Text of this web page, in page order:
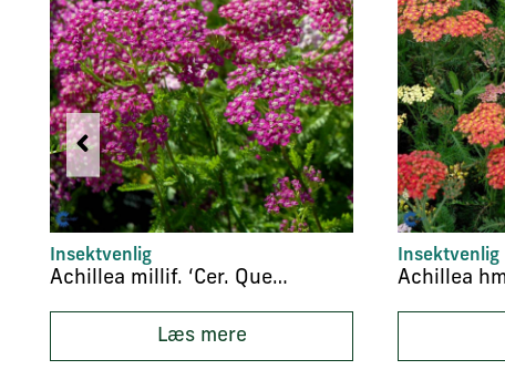
Insektvenlig
Achillea millif. ‘Cer. Queen’
Læs mere
Insektvenlig